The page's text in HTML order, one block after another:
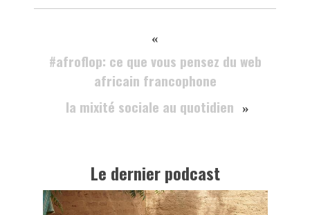
«
#afroflop: ce que vous pensez du web
africain francophone
la mixité sociale au quotidien
»
Le dernier podcast